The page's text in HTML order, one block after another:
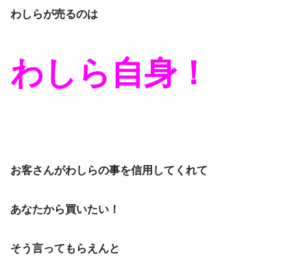
わしらが売るのは
わしら自身！
お客さんがわしらの事を信用してくれて
あなたから買いたい！
そう言ってもらえんと